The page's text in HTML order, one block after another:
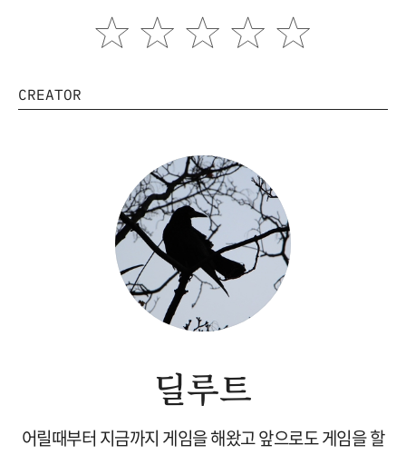
CREATOR
딜루트
어릴때부터 지금까지 게임을 해왔고 앞으로도 게임을 할